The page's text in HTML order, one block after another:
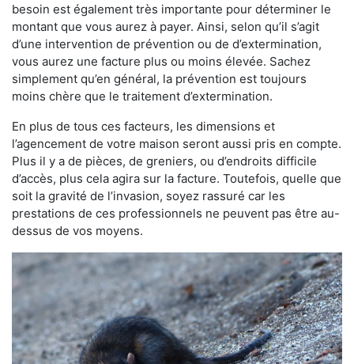
besoin est également très importante pour déterminer le
montant que vous aurez à payer. Ainsi, selon qu’il s’agit
d’une intervention de prévention ou de d’extermination,
vous aurez une facture plus ou moins élevée. Sachez
simplement qu’en général, la prévention est toujours
moins chère que le traitement d’extermination.
En plus de tous ces facteurs, les dimensions et
l’agencement de votre maison seront aussi pris en compte.
Plus il y a de pièces, de greniers, ou d’endroits difficile
d’accès, plus cela agira sur la facture. Toutefois, quelle que
soit la gravité de l’invasion, soyez rassuré car les
prestations de ces professionnels ne peuvent pas être au-
dessus de vos moyens.